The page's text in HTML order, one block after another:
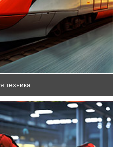
техника
машин и